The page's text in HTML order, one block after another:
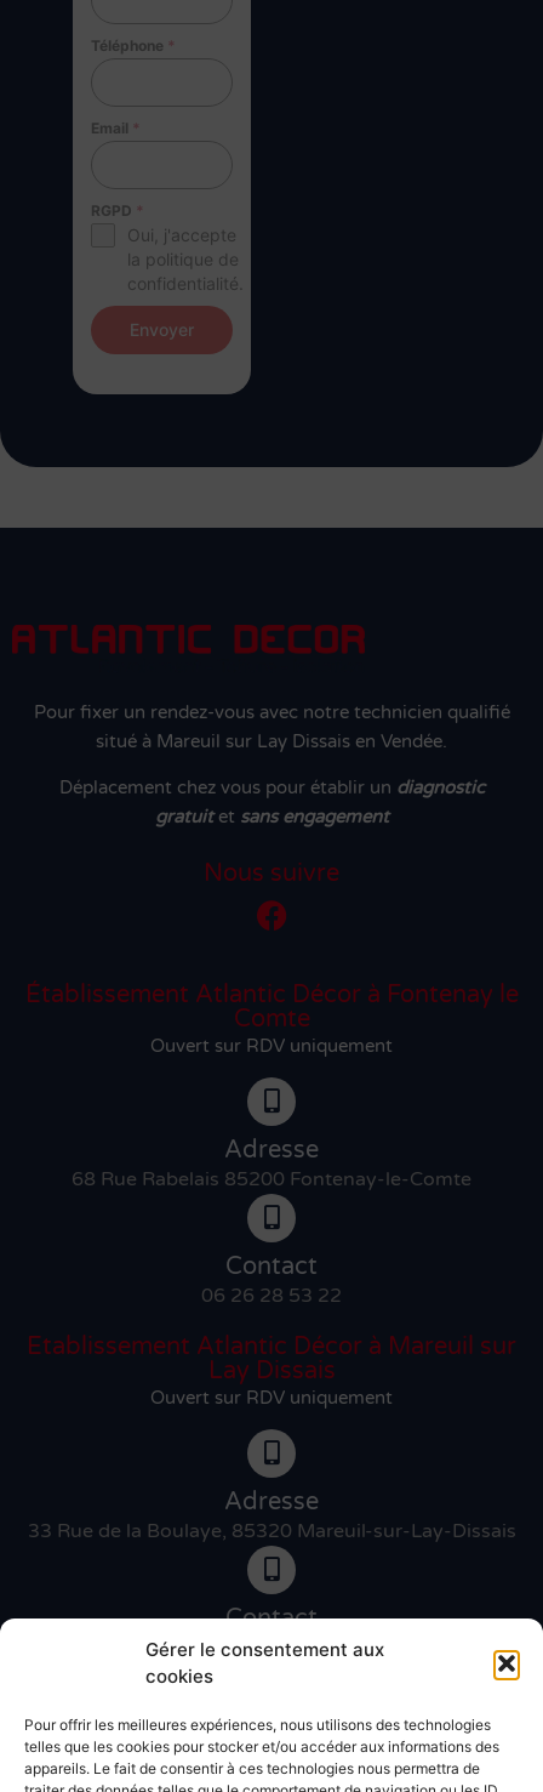
Gérer le consentement aux
cookies
Pour offrir les meilleures expériences, nous utilisons des technologies
telles que les cookies pour stocker et/ou accéder aux informations des
appareils. Le fait de consentir à ces technologies nous permettra de
Téléphone *
Email *
RGPD *
Oui, j'accepte
la politique de
confidentialité.
Envoyer
Pour fixer un rendez-vous avec notre technicien qualifié
situé à Mareuil sur Lay Dissais en Vendée.
Déplacement chez vous pour établir un diagnostic
gratuitet sans engagement
Nous suivre
Établissement Atlantic Décor à Fontenay le
Comte
Ouvert sur RDV uniquement
Adresse
68 Rue Rabelais 85200 Fontenay-le-Comte
Contact
06 26 28 53 22
Etablissement Atlantic Décor à Mareuil sur
Lay Dissais
Ouvert sur RDV uniquement
Adresse
33 Rue de la Boulaye, 85320 Mareuil-sur-Lay-Dissais
Contact
06 46 27 89 83
Contact
02 51 30 31 09